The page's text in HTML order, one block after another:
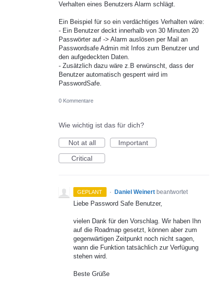
Verhalten eines Benutzers Alarm schlägt.
Ein Beispiel für so ein verdächtiges Verhalten wäre:
- Ein Benutzer deckt innerhalb von 30 Minuten 20
Passwörter auf -> Alarm auslösen per Mail an
Passwordsafe Admin mit Infos zum Benutzer und
den aufgedeckten Daten.
- Zusätzlich dazu wäre z.B erwünscht, dass der
Benutzer automatisch gesperrt wird im
PasswordSafe.
0 Kommentare
Wie wichtig ist das für dich?
Not at all
Important
Critical
GEPLANT · Daniel Weinert beantwortet
Liebe Password Safe Benutzer,
vielen Dank für den Vorschlag. Wir haben Ihn
auf die Roadmap gesetzt, können aber zum
gegenwärtigen Zeitpunkt noch nicht sagen,
wann die Funktion tatsächlich zur Verfügung
stehen wird.
Beste Grüße